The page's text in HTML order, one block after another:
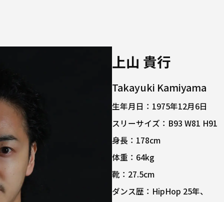
上山 貴行
Takayuki Kamiyama
生年月日： 1975年12月6日
スリーサイズ： B93 W81 H91
身長： 178cm
体重： 64kg
靴： 27.5cm
ダンス歴： HipHop 25年、